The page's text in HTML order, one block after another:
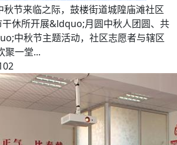
秋节来临之际，鼓楼街道城隍庙滩社区
休所开展&ldquo;月圆中秋人团圆、共
中秋节主题活动，社区志愿者与辖区
聚一堂...